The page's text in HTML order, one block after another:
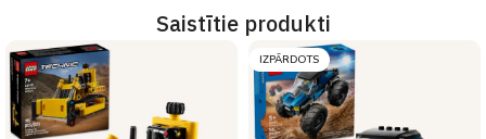
Saistītie produkti
IZPĀRDOTS